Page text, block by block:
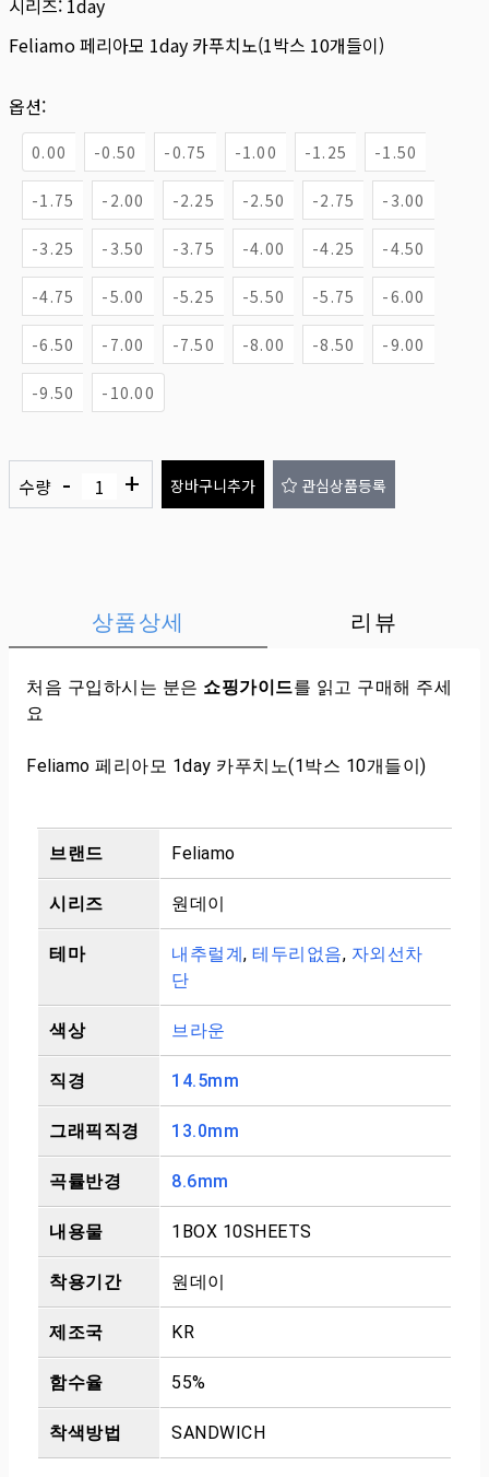
시리즈: 1day
Feliamo 페리아모 1day 카푸치노(1박스 10개들이)
옵션:
0.00 -0.50 -0.75 -1.00 -1.25 -1.50
-1.75 -2.00 -2.25 -2.50 -2.75 -3.00
-3.25 -3.50 -3.75 -4.00 -4.25 -4.50
-4.75 -5.00 -5.25 -5.50 -5.75 -6.00
-6.50 -7.00 -7.50 -8.00 -8.50 -9.00
-9.50 -10.00
수량 - + 장바구니추가 관심상품등록
상품상세 리뷰
처음 구입하시는 분은 쇼핑가이드를 읽고 구매해 주세
요
Feliamo 페리아모 1day 카푸치노(1박스 10개들이)
브랜드 Feliamo
시리즈 원데이
테마 내추럴계, 테두리없음, 자외선차
단
색상 브라운
직경 14.5mm
그래픽직경 13.0mm
곡률반경 8.6mm
내용물 1BOX 10SHEETS
착용기간 원데이
제조국 KR
함수율 55%
착색방법 SANDWICH